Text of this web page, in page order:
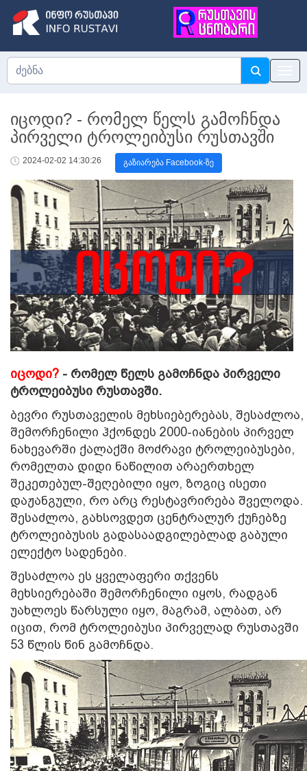
იცოდი? - რომელ წელს გამოჩნდა
პირველი ტროლეიბუსი რუსთავში
2024-02-02 14:30:26 გაზიარება Facebook-ზე
იცოდი? - რომელ წელს გამოჩნდა პირველი
ტროლეიბუსი რუსთავში.
ბევრი რუსთაველის მეხსიებერებას, შესაძლოა,
შემორჩენილი ჰქონდეს 2000-იანების პირველ
ნახევარში ქალაქში მოძრავი ტროლეიბუსები,
რომელთა დიდი ნაწილით არაერთხელ
შეკეთებულ-შეღებილი იყო, ზოგიც ისეთი
დაჟანგული, რო არც რესტავრირება შველოდა.
შესაძლოა, გახსოვდეთ ცენტრალურ ქუჩებზე
ტროლეიბუსის გადასაადგილებლად გაბული
ელექტო სადენები.
შესაძლოა ეს ყველაფერი თქვენს
მეხსიერებაში შემორჩენილი იყოს, რადგან
უახლოეს წარსული იყო, მაგრამ, ალბათ, არ
იცით, რომ ტროლეიბუსი პირველად რუსთავში
53 წლის წინ გამოჩნდა.